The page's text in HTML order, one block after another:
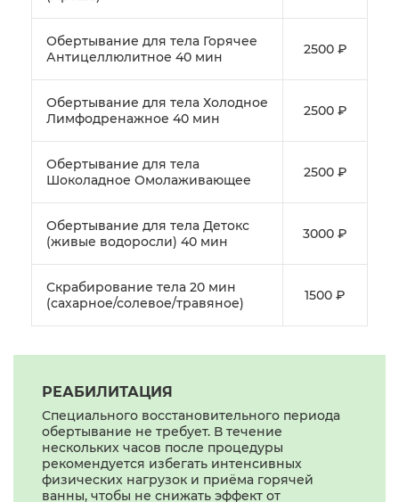
Обертывание для тела Горячее
Антицеллюлитное 40 мин
2500 ₽
Обертывание для тела Холодное
Лимфодренажное 40 мин
2500 ₽
Обертывание для тела
Шоколадное Омолаживающее
2500 ₽
Обертывание для тела Детокс
(живые водоросли) 40 мин
3000 ₽
Скрабирование тела 20 мин
(сахарное/солевое/травяное)
1500 ₽
РЕАБИЛИТАЦИЯ
Специального восстановительного периода
обертывание не требует. В течение
нескольких часов после процедуры
рекомендуется избегать интенсивных
физических нагрузок и приёма горячей
ванны, чтобы не снижать эффект от